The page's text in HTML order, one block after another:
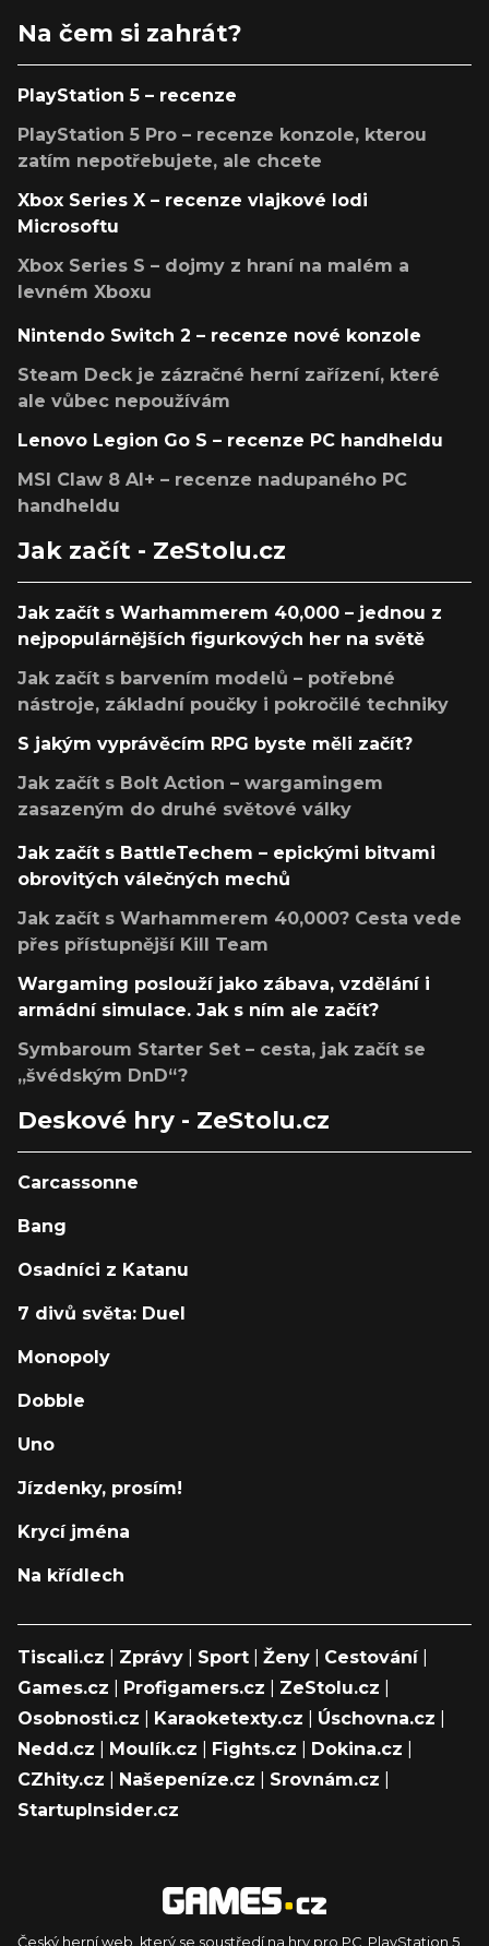
Na čem si zahrát?
PlayStation 5 – recenze
PlayStation 5 Pro – recenze konzole, kterou
zatím nepotřebujete, ale chcete
Xbox Series X – recenze vlajkové lodi
Microsoftu
Xbox Series S – dojmy z hraní na malém a
levném Xboxu
Nintendo Switch 2 – recenze nové konzole
Steam Deck je zázračné herní zařízení, které
ale vůbec nepoužívám
Lenovo Legion Go S – recenze PC handheldu
MSI Claw 8 AI+ – recenze nadupaného PC
handheldu
Jak začít - ZeStolu.cz
Jak začít s Warhammerem 40,000 – jednou z
nejpopulárnějších figurkových her na světě
Jak začít s barvením modelů – potřebné
nástroje, základní poučky i pokročilé techniky
S jakým vyprávěcím RPG byste měli začít?
Jak začít s Bolt Action – wargamingem
zasazeným do druhé světové války
Jak začít s BattleTechem – epickými bitvami
obrovitých válečných mechů
Jak začít s Warhammerem 40,000? Cesta vede
přes přístupnější Kill Team
Wargaming poslouží jako zábava, vzdělání i
armádní simulace. Jak s ním ale začít?
Symbaroum Starter Set – cesta, jak začít se
„švédským DnD“?
Deskové hry - ZeStolu.cz
Carcassonne
Bang
Osadníci z Katanu
7 divů světa: Duel
Monopoly
Dobble
Uno
Jízdenky, prosím!
Krycí jména
Na křídlech
Tiscali.cz Zprávy Sport Ženy Cestování|
Games.cz
Profigamers.cz ZeStolu.cz
Osobnosti.cz
Karaoketexty.cz Úschovna.cz
Nedd.cz
Moulík.cz Fights.cz Dokina.cz
CZhity.cz
Našepeníze.cz Srovnám.cz
StartupInsider.cz
Český herní web, který se soustředí na hry pro PC, PlayStation 5,